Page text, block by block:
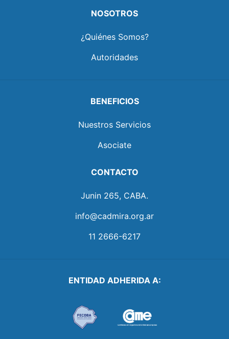
NOSOTROS
¿Quiénes Somos?
Autoridades
BENEFICIOS
Nuestros Servicios
Asociate
CONTACTO
Junin 265, CABA.
info@cadmira.org.ar
11 2666-6217
ENTIDAD ADHERIDA A: